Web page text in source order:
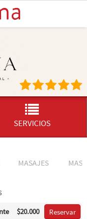
SERVICIOS
MASAJES
$20.000 Reservar